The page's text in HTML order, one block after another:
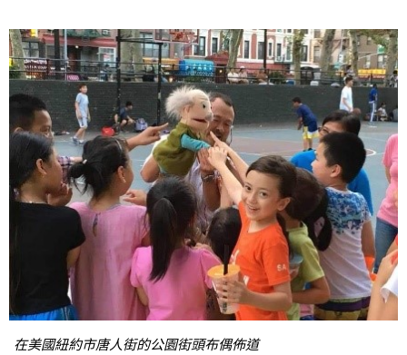
在美國紐約市唐人街的公園街頭布偶佈道